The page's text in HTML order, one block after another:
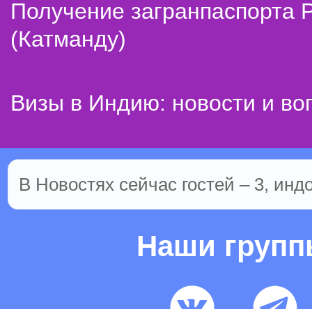
Получение
(Катманду)
Визы в Индию: новости и
В Новостях сейчас гостей – 3,
Наши